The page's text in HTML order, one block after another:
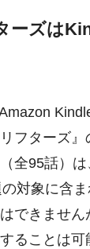
ーズは
フターズ
全95話）
対象に含
できませ
ることは可